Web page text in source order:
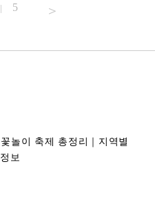
| 5
놀이 축제 총정리｜지역별
보